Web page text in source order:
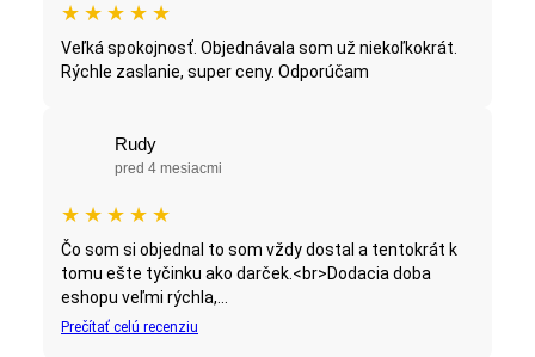
★ ★ ★ ★ ★
Veľká spokojnosť. Objednávala som už niekoľkokrát.
Rýchle zaslanie, super ceny. Odporúčam
Rudy
pred 4 mesiacmi
★ ★ ★ ★ ★
Čo som si objednal to som vždy dostal a tentokrát k
tomu ešte tyčinku ako darček.<br>Dodacia doba
eshopu veľmi rýchla,...
Prečítať celú recenziu